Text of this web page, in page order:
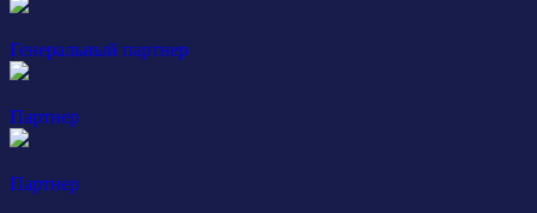
Генеральный партнер
Партнер
Партнер